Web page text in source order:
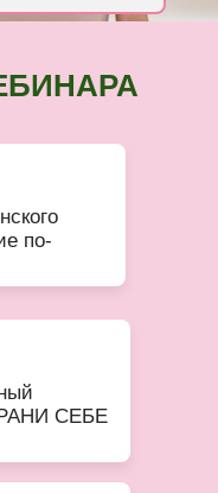
по-
СЕБЕ